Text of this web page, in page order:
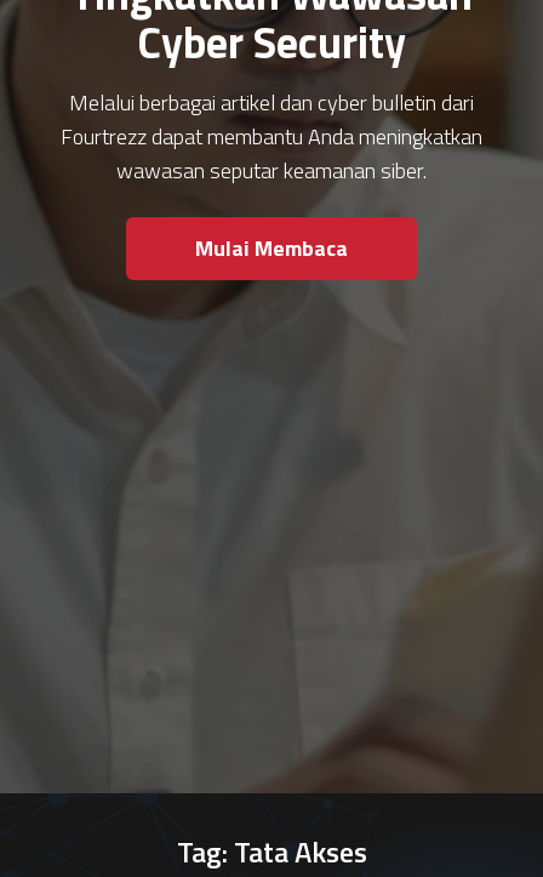
Cyber Security
Melalui berbagai artikel dan cyber bulletin dari
Fourtrezz dapat membantu Anda meningkatkan
wawasan seputar keamanan siber.
Mulai Membaca
Tag:Tata Akses